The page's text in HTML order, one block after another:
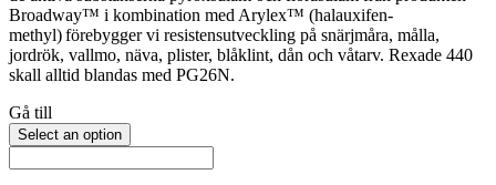
Broadway™ i kombination med Arylex™ (halauxifen-
methyl) förebygger vi resistensutveckling på snärjmåra, målla,
jordrök, vallmo, näva, plister, blåklint, dån och våtarv. Rexade 440
skall alltid blandas med PG26N.
Gå till
Select an option